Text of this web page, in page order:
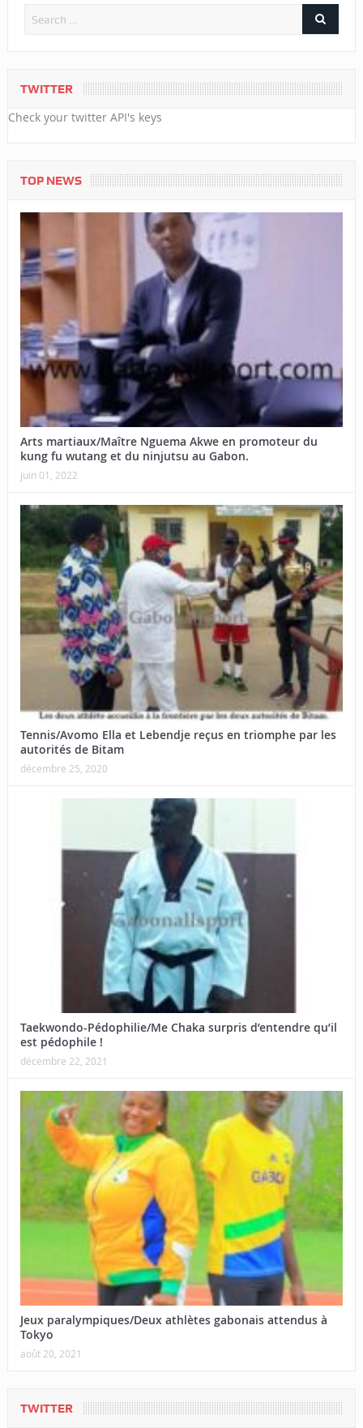
TWITTER
Check your twitter API's keys
TOP NEWS
Arts martiaux/Maître Nguema Akwe en promoteur du
kung fu wutang et du ninjutsu au Gabon.
juin 01, 2022
Tennis/Avomo Ella et Lebendje reçus en triomphe par les
autorités de Bitam
décembre 25, 2020
Taekwondo-Pédophilie/Me Chaka surpris d’entendre qu’il
est pédophile !
décembre 22, 2021
Jeux paralympiques/Deux athlètes gabonais attendus à
Tokyo
août 20, 2021
TWITTER